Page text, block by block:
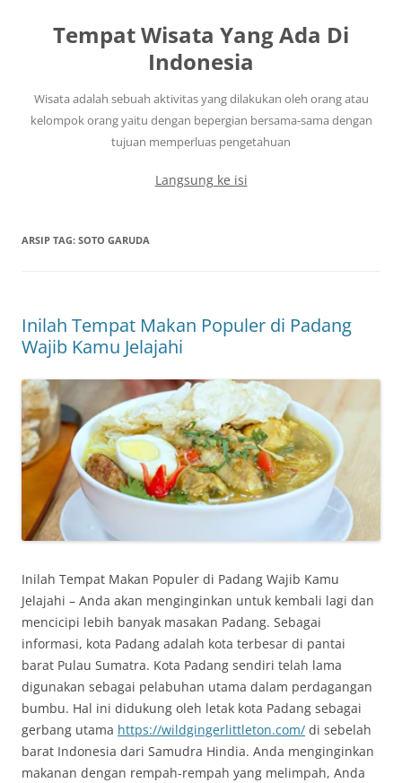
Tempat Wisata Yang Ada Di
Indonesia
Wisata adalah sebuah aktivitas yang dilakukan oleh orang atau
kelompok orang yaitu dengan bepergian bersama-sama dengan
tujuan memperluas pengetahuan
Langsung ke isi
ARSIP TAG: SOTO GARUDA
Inilah Tempat Makan Populer di Padang
Wajib Kamu Jelajahi
Inilah Tempat Makan Populer di Padang Wajib Kamu
Jelajahi – Anda akan menginginkan untuk kembali lagi dan
mencicipi lebih banyak masakan Padang. Sebagai
informasi, kota Padang adalah kota terbesar di pantai
barat Pulau Sumatra. Kota Padang sendiri telah lama
digunakan sebagai pelabuhan utama dalam perdagangan
bumbu. Hal ini didukung oleh letak kota Padang sebagai
gerbang utama https://wildgingerlittleton.com/ di sebelah
barat Indonesia dari Samudra Hindia. Anda menginginkan
makanan dengan rempah-rempah yang melimpah, Anda